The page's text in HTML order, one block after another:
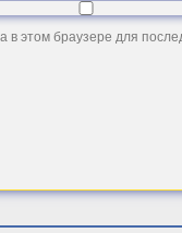
в этом браузере для